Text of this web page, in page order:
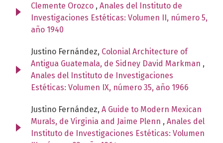
Clemente Orozco , Anales del Instituto de
Investigaciones Estéticas: Volumen II, número 5,
año 1940
Justino Fernández, Colonial Architecture of
Antigua Guatemala, de Sidney David Markman ,
Anales del Instituto de Investigaciones
Estéticas: Volumen IX, número 35, año 1966
Justino Fernández, A Guide to Modern Mexican
Murals, de Virginia and Jaime Plenn , Anales del
Instituto de Investigaciones Estéticas: Volumen